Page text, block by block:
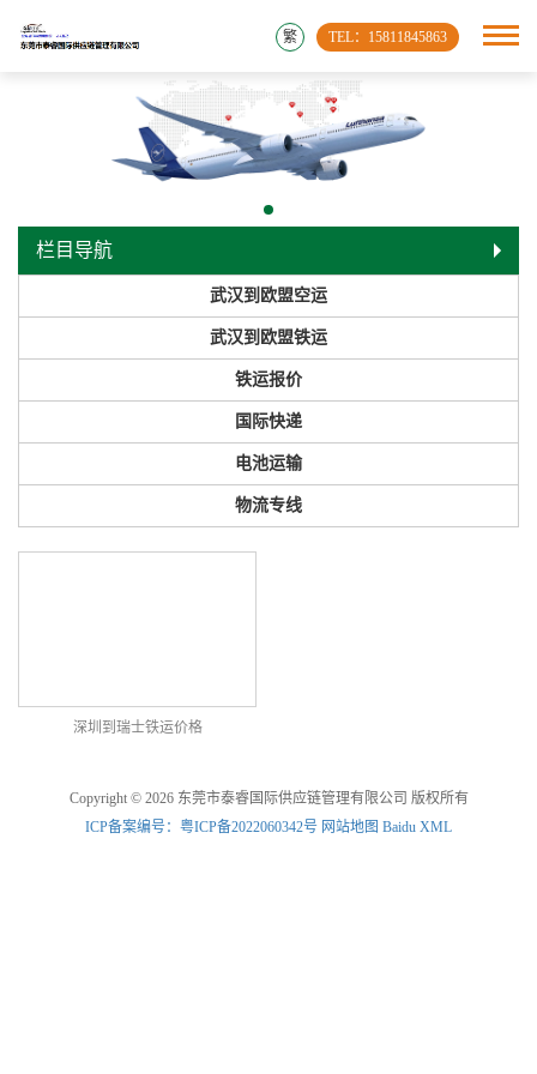
TEL：15811845863
繁
栏目导航
武汉到欧盟空运
武汉到欧盟铁运
铁运报价
国际快递
电池运输
物流专线
深圳到瑞士铁运价格
Copyright © 2026 东莞市泰睿国际供应链管理有限公司 版权所有
ICP备案编号：粤ICP备2022060342号 网站地图 Baidu XML